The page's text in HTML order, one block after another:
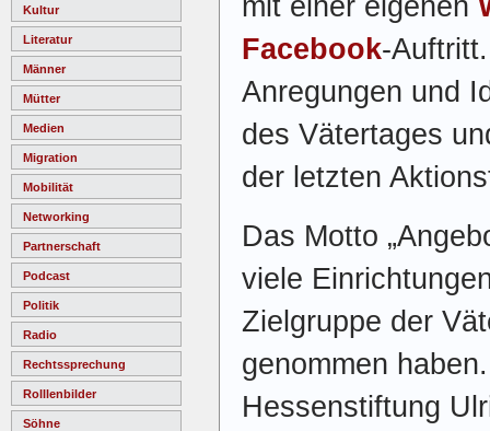
Kultur
Literatur
Männer
Mütter
Medien
Migration
Mobilität
Networking
Partnerschaft
Podcast
Politik
Radio
Rechtssprechung
Rolllenbilder
Söhne
Facebook-
Anregungen und
des Vätertages
der letzten
Das Motto
viele
Zielgruppe der
genommen
Hessenstiftung